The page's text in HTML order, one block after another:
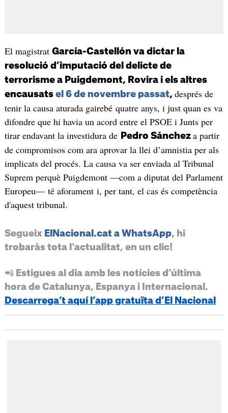
El magistrat García-Castellón va dictar la
resolució d’imputació del delicte de
terrorisme a Puigdemont, Rovira i els altres
encausats el 6 de novembre passat, després de
tenir la causa aturada gairebé quatre anys, i just quan es va
difondre que hi havia un acord entre el PSOE i Junts per
tirar endavant la investidura de Pedro Sánchez a partir
de compromisos com ara aprovar la llei d’amnistia per als
implicats del procés. La causa va ser enviada al Tribunal
Suprem perquè Puigdemont —com a diputat del Parlament
Europeu— té aforament i, per tant, el cas és competència
d'aquest tribunal.
Segueix ElNacional.cat a WhatsApp, hi
trobaràs tota l'actualitat, en un clic!
📲 Estigues al dia amb les notícies d’última
hora de Catalunya, Espanya i Internacional.
Descarrega’t aquí l’app gratuïta d’El Nacional